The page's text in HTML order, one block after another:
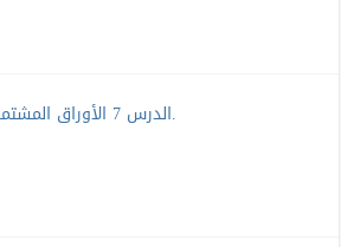
الدرس 7 الأوراق المشتملة على ما فيه ذكر الله.